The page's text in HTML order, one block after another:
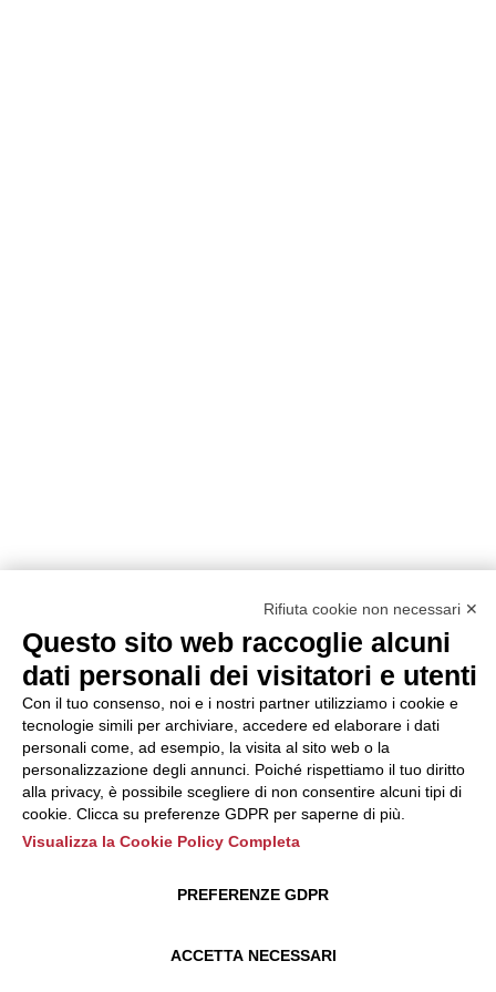
Rifiuta cookie non necessari ✕
Questo sito web raccoglie alcuni
dati personali dei visitatori e utenti
Con il tuo consenso, noi e i nostri partner utilizziamo i cookie e
tecnologie simili per archiviare, accedere ed elaborare i dati
personali come, ad esempio, la visita al sito web o la
personalizzazione degli annunci. Poiché rispettiamo il tuo diritto
alla privacy, è possibile scegliere di non consentire alcuni tipi di
cookie. Clicca su preferenze GDPR per saperne di più.
Visualizza la Cookie Policy Completa
ACCETTA NECESSARI
PREFERENZE GDPR